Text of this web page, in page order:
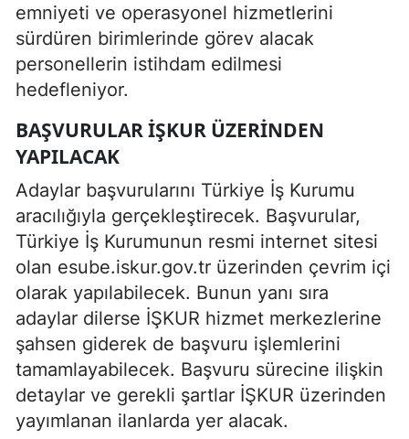
emniyeti ve operasyonel hizmetlerini
sürdüren birimlerinde görev alacak
personellerin istihdam edilmesi
hedefleniyor.
BAŞVURULAR İŞKUR ÜZERINDEN
YAPILACAK
Adaylar başvurularını Türkiye İş Kurumu
aracılığıyla gerçekleştirecek. Başvurular,
Türkiye İş Kurumunun resmi internet sitesi
olan esube.iskur.gov.tr üzerinden çevrim içi
olarak yapılabilecek. Bunun yanı sıra
adaylar dilerse İŞKUR hizmet merkezlerine
şahsen giderek de başvuru işlemlerini
tamamlayabilecek. Başvuru sürecine ilişkin
detaylar ve gerekli şartlar İŞKUR üzerinden
yayımlanan ilanlarda yer alacak.